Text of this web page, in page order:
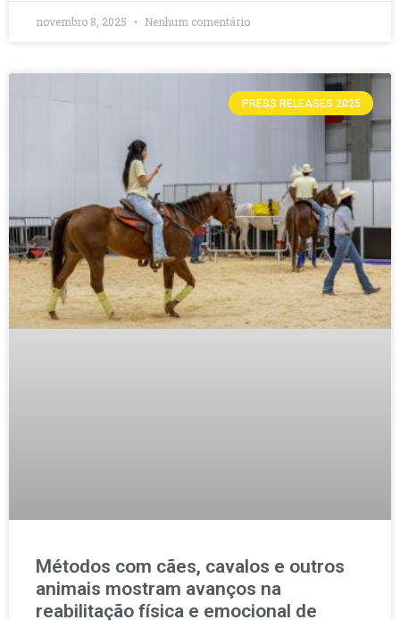
novembro 8, 2025 Nenhum comentário
PRESS RELEASES 2025
Métodos com cães, cavalos e outros
animais mostram avanços na
reabilitação física e emocional de